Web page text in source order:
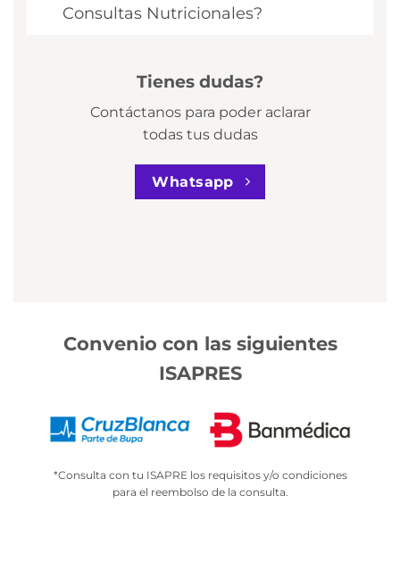
Consultas Nutricionales?
Tienes dudas?
Contáctanos para poder aclarar
todas tus dudas
Whatsapp
Convenio con las siguientes
ISAPRES
*Consulta con tu ISAPRE los requisitos y/o condiciones
para el reembolso de la consulta.